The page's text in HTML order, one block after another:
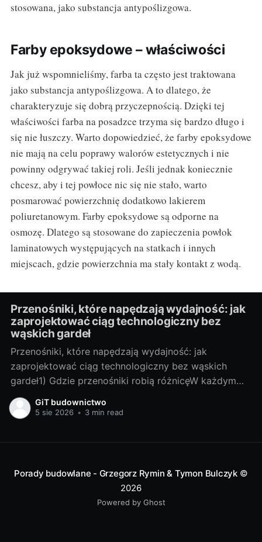
stosowana, jako substancja antypoślizgowa.
Farby epoksydowe – właściwości
Jak już wspomnieliśmy, farba ta często jest traktowana
jako substancja antypoślizgowa. A to dlatego, że
charakteryzuje się dobrą przyczepnością. Dzięki tej
właściwości farba na posadzce trzyma się bardzo długo i
się nie łuszczy. Warto dopowiedzieć, że farby epoksydowe
nie mają na celu poprawy walorów estetycznych i nie
powinny odgrywać takiej roli. Jeśli jednak koniecznie
chcesz, aby i tej powłoce nic się nie stało, warto
posmarować powierzchnię dodatkowo lakierem
poliuretanowym. Farby epoksydowe są odporne na
osmozę. Dlatego są stosowane do zapieczenia powłok
laminatowych występujących na statkach i innych
miejscach, gdzie powierzchnia ma stały kontakt z wodą.
Przenośniki, które napędzają wydajność: jak
zaprojektować ciąg technologiczny bez
wąskich gardeł
Przenośniki, które napędzają wydajność: jak
zaprojektować ciąg technologiczny bez wąskich
gardeł1) Gdzie przenośniki robią różnicęW każdym
zakładzie, w którym materiał trzeba przesunąć z
punktu A do B, przenośniki decydują o tempie i
GiT budownictwo
5 sie 2026 • 3 min read
Porady budowlane - Grzegorz Rymin & Tymon Bulczyk©
2026
Powered by Ghost